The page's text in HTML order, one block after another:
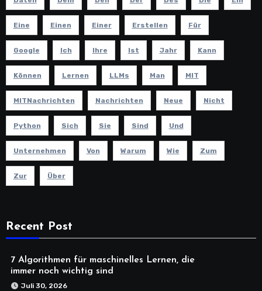
Eine Einen Einer Erstellen Für
Google Ich Ihre Ist Jahr Kann
Können Lernen LLMs Man MIT
MITNachrichten Nachrichten Neue Nicht
Python Sich Sie Sind Und
Unternehmen Von Warum Wie Zum
Zur Über
Recent Post
7 Algorithmen für maschinelles Lernen, die
immer noch wichtig sind
Juli 30, 2026